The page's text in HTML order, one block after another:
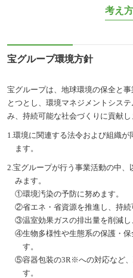
考え
宝グループ環境方針
宝グループは、地球環境の保全と
とつとし、環境マネジメントシス
み、持続可能な社会づくりに貢献し
1.環境に関連する法令および組織
ます。
2.宝グループが行う事業活動の中
みます。
①環境汚染の予防に努めます。
②省エネ・省資源を推進し、持続
③温室効果ガスの排出量を削減し
④生物多様性や生態系の保護・保
す。
⑤容器包装の3R※への対応など、
す。